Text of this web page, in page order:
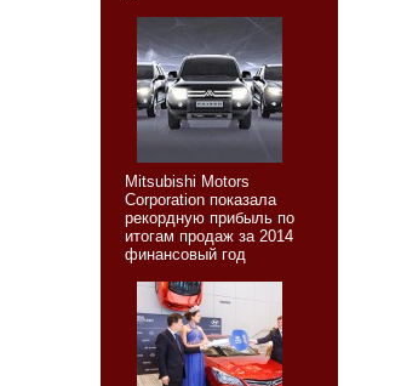
Мitsubishi Motors
Corporation показала
рекордную прибыль по
итогам продаж за 2014
финансовый год